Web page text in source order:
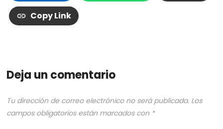
Copy Link
Deja un comentario
Tu dirección de correo electrónico no será publicada. Los
campos obligatorios están marcados con *